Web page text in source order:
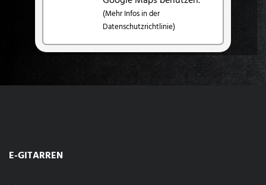
(Mehr Infos in der
Datenschutzrichtlinie)
E-GITARREN